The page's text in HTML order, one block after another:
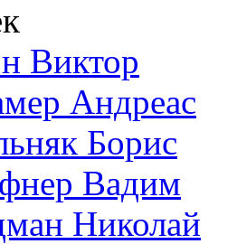
Виктор
Андреас
Борис
Вадим
Николай